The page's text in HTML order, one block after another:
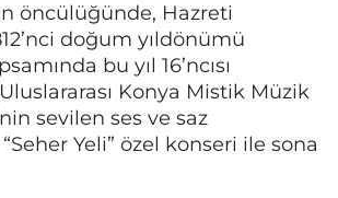
öncülüğünde, Hazreti
doğum yıldönümü
bu yıl 16’ncısı
Konya Mistik Müzik
sevilen ses ve saz
“Seher Yeli” özel konseri ile sona